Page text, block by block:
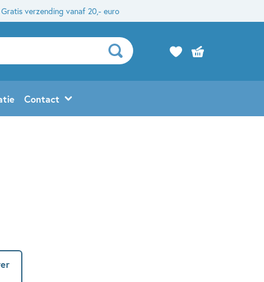
Gratis verzending vanaf 20,- euro
Contact